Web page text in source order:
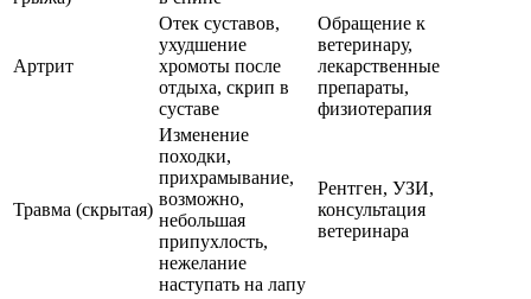
Артрит
Отек суставов,
ухудшение
хромоты после
отдыха, скрип в
суставе
Обращение к
ветеринару,
лекарственные
препараты,
физиотерапия
Травма (скрытая)
Изменение
походки,
прихрамывание,
возможно,
небольшая
припухлость,
нежелание
наступать на лапу
Рентген, УЗИ,
консультация
ветеринара